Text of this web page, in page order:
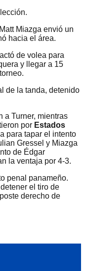
Miazga envió un
hacia el área.
de volea para
y llegar a 15
de la tanda, detenido
a Turner, mientras
por Estados
para tapar el intento
Gressel y Miazga
de Édgar
la ventaja por 4-3.
penal panameño.
el tiro de
derecho de